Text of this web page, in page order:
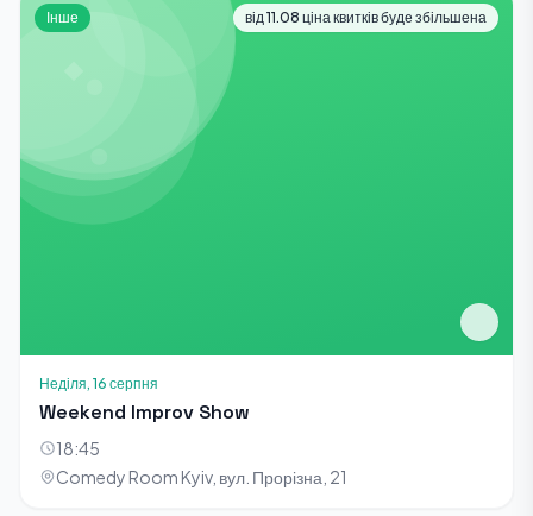
Інше від 11.08 ціна квитків буде збільшена
Неділя, 16 серпня
Weekend Improv Show
18:45
Comedy Room Kyiv, вул. Прорізна, 21